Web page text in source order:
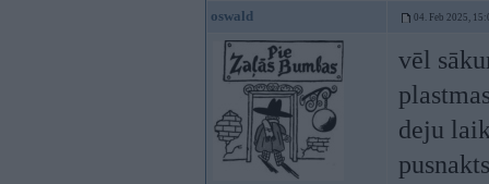
oswald 04. Feb 2025,
vēl
deju